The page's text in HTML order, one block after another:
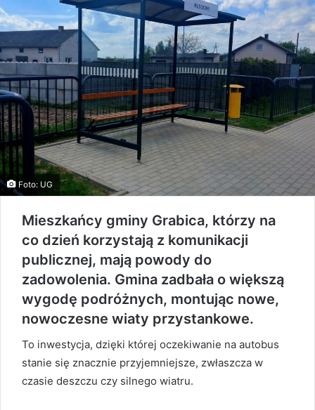
Foto: UG
Mieszkańcy gminy Grabica, którzy na
co dzień korzystają z komunikacji
publicznej, mają powody do
zadowolenia. Gmina zadbała o większą
wygodę podróżnych, montując nowe,
nowoczesne wiaty przystankowe.
To inwestycja, dzięki której oczekiwanie na autobus
stanie się znacznie przyjemniejsze, zwłaszcza w
czasie deszczu czy silnego wiatru.